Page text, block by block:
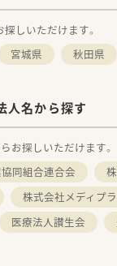
しいただけます。
宮城県 秋田県
人名から探す
お探しいただけます。
同組合連合会
株式会社メディプ
医療法人讃生会